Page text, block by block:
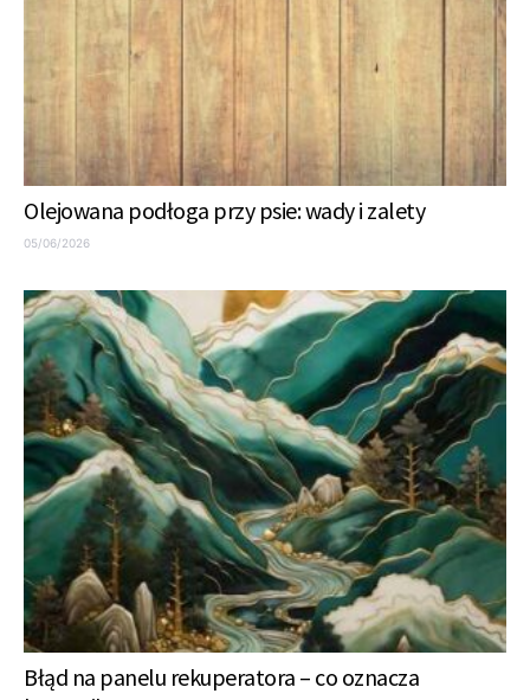
Olejowana podłoga przy psie: wady i zalety
05/06/2026
Błąd na panelu rekuperatora – co oznacza